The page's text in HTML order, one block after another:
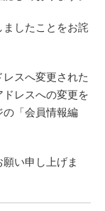
したことをお詫
スへ変更された
レスへの変更を
の「会員情報編
い申し上げま